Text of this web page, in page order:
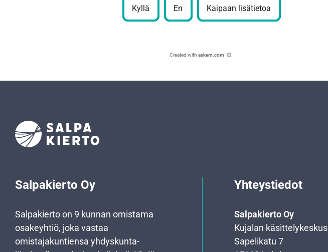
Kyllä En Kaipaan lisätietoa
Created with askem.com
Salpakierto Oy
Salpakierto on 9 kunnan omistama
osakeyhtiö, joka vastaa
omistajakuntiensa yhdyskunta­
Yhteystiedot
Salpakierto Oy
Kujalan käsittelykeskus
Sapelikatu 7